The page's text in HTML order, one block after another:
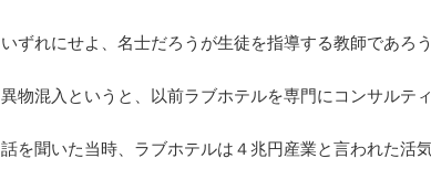
いずれにせよ、名士だろうが生徒を指導する教師であろ
異物混入というと、以前ラブホテルを専門にコンサルテ
話を聞いた当時、ラブホテルは４兆円産業と言われた活